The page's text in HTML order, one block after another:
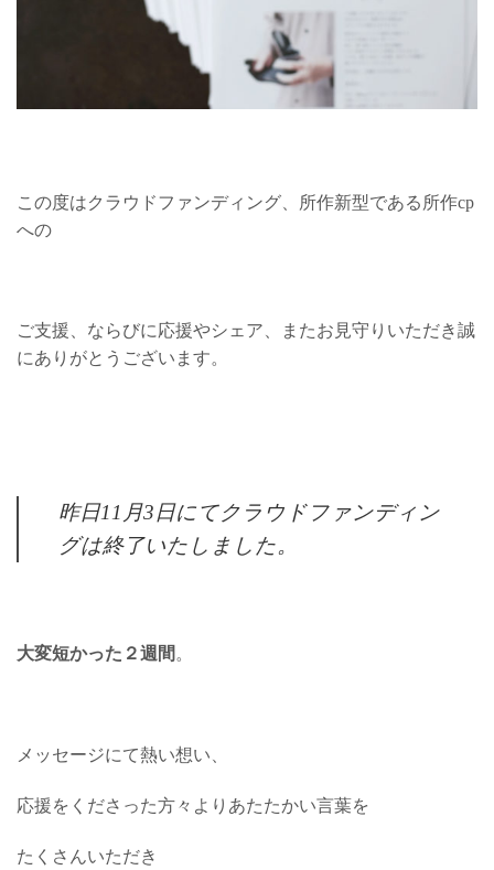
この度はクラウドファンディング、所作新型である所作cp
への
ご支援、ならびに応援やシェア、またお見守りいただき誠
にありがとうございます。
昨日11月3日にてクラウドファンディン
グは終了いたしました。
大変短かった２週間 。
メッセージにて熱い想い、
応援をくださった方々よりあたたかい言葉を
たくさんいただき